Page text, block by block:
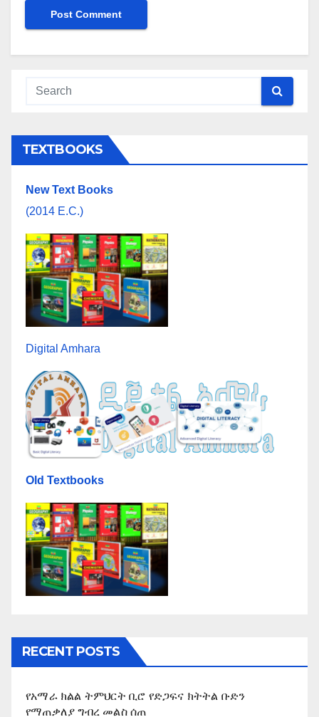
TEXTBOOKS
New Text Books
(2014 E.C.)
Digital Amhara
Old Textbooks
RECENT POSTS
የአማራ ክልል ትምህርት ቢሮ የድጋፍና ክትትል ቡድን
የማጠቃለያ ግብረ መልስ ሰጠ